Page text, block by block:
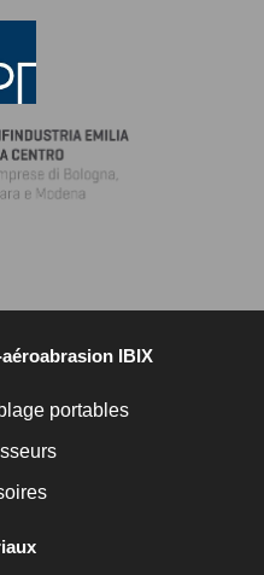
IBIX
portables